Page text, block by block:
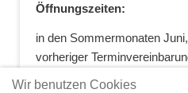
Öffnungszeiten:
in den Sommermonaten
vorheriger
Wir benutzen Cookies